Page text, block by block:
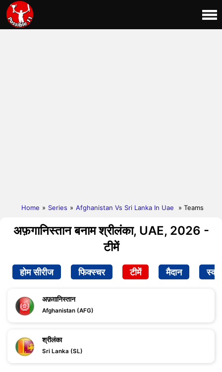
Home » Series » Afghanistan Vs Sri Lanka In Uae » Teams
अफ़गानिस्तान बनाम श्रीलंका, UAE, 2026 -
टीमें
होम सीरीज फिक्स्चर टीमें मैदान
अफ़ग़ानिस्तान
Afghanistan (AFG)
श्रीलंका
Sri Lanka (SL)